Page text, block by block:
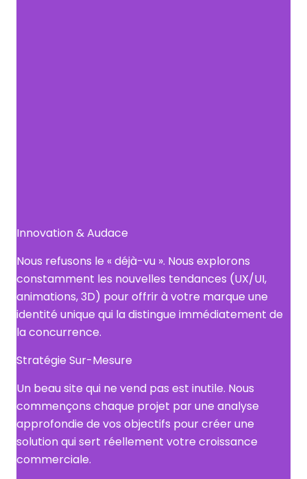
Innovation & Audace
Nous refusons le « déjà-vu ». Nous explorons
constamment les nouvelles tendances (UX/UI,
animations, 3D) pour offrir à votre marque une
identité unique qui la distingue immédiatement de
la concurrence.
Stratégie Sur-Mesure
Un beau site qui ne vend pas est inutile. Nous
commençons chaque projet par une analyse
approfondie de vos objectifs pour créer une
solution qui sert réellement votre croissance
commerciale.